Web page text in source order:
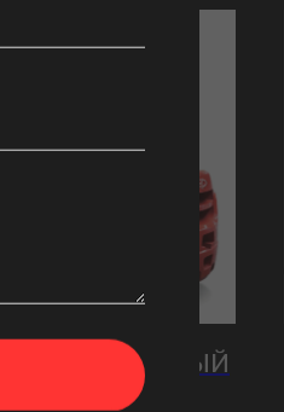
ВИЛОЧНЫЙ
EP CPCD